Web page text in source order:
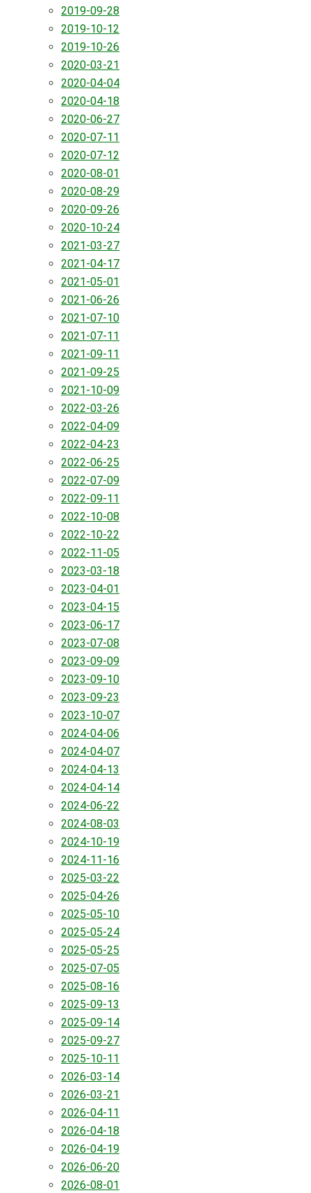
2019-09-28
2019-10-12
2019-10-26
2020-03-21
2020-04-04
2020-04-18
2020-06-27
2020-07-11
2020-07-12
2020-08-01
2020-08-29
2020-09-26
2020-10-24
2021-03-27
2021-04-17
2021-05-01
2021-06-26
2021-07-10
2021-07-11
2021-09-11
2021-09-25
2021-10-09
2022-03-26
2022-04-09
2022-04-23
2022-06-25
2022-07-09
2022-09-11
2022-10-08
2022-10-22
2022-11-05
2023-03-18
2023-04-01
2023-04-15
2023-06-17
2023-07-08
2023-09-09
2023-09-10
2023-09-23
2023-10-07
2024-04-06
2024-04-07
2024-04-13
2024-04-14
2024-06-22
2024-08-03
2024-10-19
2024-11-16
2025-03-22
2025-04-26
2025-05-10
2025-05-24
2025-05-25
2025-07-05
2025-08-16
2025-09-13
2025-09-14
2025-09-27
2025-10-11
2026-03-14
2026-03-21
2026-04-11
2026-04-18
2026-04-19
2026-06-20
2026-08-01